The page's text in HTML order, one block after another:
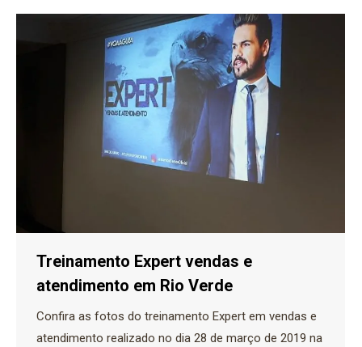
Treinamento Expert vendas e
atendimento em Rio Verde
Confira as fotos do treinamento Expert em vendas e
atendimento realizado no dia 28 de março de 2019 na